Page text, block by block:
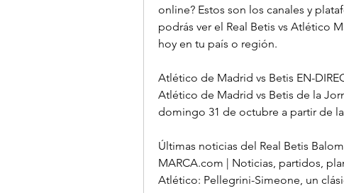
online? Estos son los canales y
podrás ver el Real Betis vs Atlético
hoy en tu país o región.
Atlético de Madrid vs Betis EN-
Atlético de Madrid vs Betis de la
domingo 31 de octubre a partir de
Últimas noticias del Real Betis
MARCA.com | Noticias, partidos,
Atlético: Pellegrini-Simeone, un